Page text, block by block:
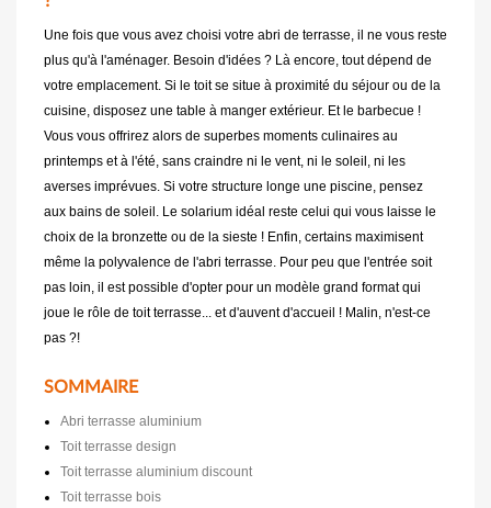
Une fois que vous avez choisi votre abri de terrasse, il ne vous reste
plus qu'à l'aménager. Besoin d'idées ? Là encore, tout dépend de
votre emplacement. Si le toit se situe à proximité du séjour ou de la
cuisine, disposez une table à manger extérieur. Et le barbecue !
Vous vous offrirez alors de superbes moments culinaires au
printemps et à l'été, sans craindre ni le vent, ni le soleil, ni les
averses imprévues. Si votre structure longe une piscine, pensez
aux bains de soleil. Le solarium idéal reste celui qui vous laisse le
choix de la bronzette ou de la sieste ! Enfin, certains maximisent
même la polyvalence de l'abri terrasse. Pour peu que l'entrée soit
pas loin, il est possible d'opter pour un modèle grand format qui
joue le rôle de toit terrasse... et d'auvent d'accueil ! Malin, n'est-ce
pas ?!
SOMMAIRE
Abri terrasse aluminium
Toit terrasse design
Toit terrasse aluminium discount
Toit terrasse bois